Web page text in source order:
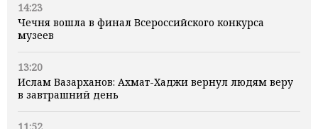
14:23
Чечня вошла в финал Всероссийского конкурса
музеев
13:20
Ислам Вазарханов: Ахмат-Хаджи вернул людям веру
в завтрашний день